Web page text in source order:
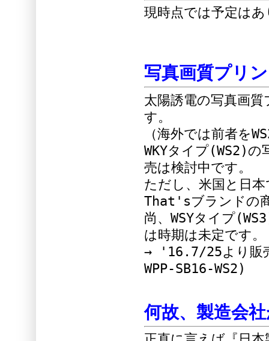
現時点では予定は
写真画質プリ
太陽誘電の写真画質
す。
（海外では前者を
WKYタイプ(WS2)
売は検討中です。
ただし、米国と日
That'sブランドの
尚、WSYタイプ
は時期は未定です。
→ '16.7/25より販売
WPP-SB16-WS2)
何故、製造会